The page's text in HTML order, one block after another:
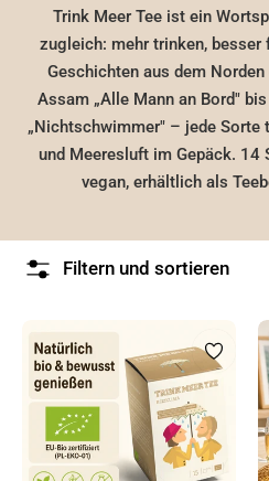
Trink Meer Tee ist ein
zugleich: mehr trinken, besser
Geschichten aus dem
Assam „Alle Mann an Bord"
„Nichtschwimmer" – jede Sorte
und Meeresluft im Gepäck. 14
vegan, erhältlich als
Filtern und sortieren